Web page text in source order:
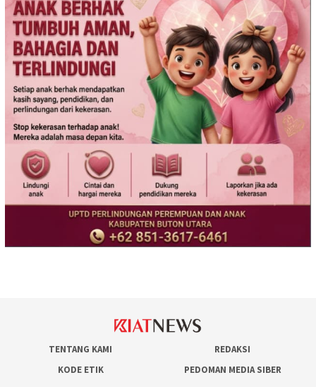
TENTANG KAMI
REDAKSI
KODE ETIK
PEDOMAN MEDIA SIBER